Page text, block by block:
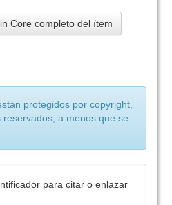
Core completo del ítem
protegidos por copyright,
a menos que se
para citar o enlazar